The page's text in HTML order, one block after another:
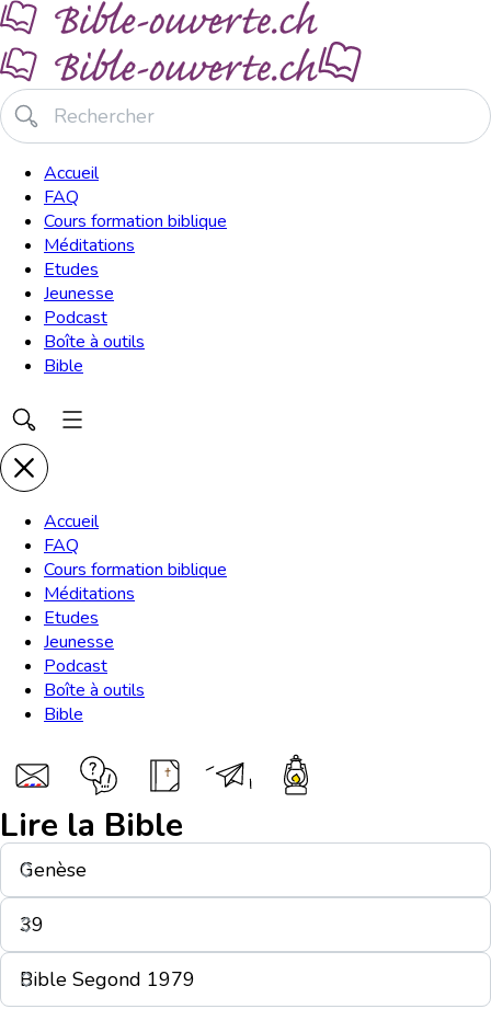
Accueil
FAQ
Cours formation biblique
Méditations
Etudes
Jeunesse
Podcast
Boîte à outils
Bible
Accueil
FAQ
Cours formation biblique
Méditations
Etudes
Jeunesse
Podcast
Boîte à outils
Bible
Lire la Bible